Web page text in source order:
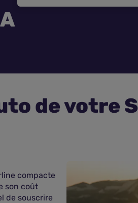
de votre
compacte
son coût
de souscrire